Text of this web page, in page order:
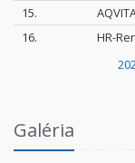
15.
16.
HR-
Galéria
Fórumban
2026.06.03.